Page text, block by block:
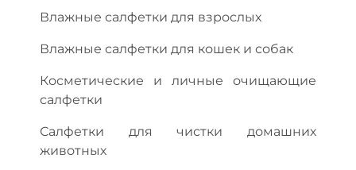
Влажные салфетки для взрослых
Влажные салфетки для кошек и собак
Косметические и личные очищающие
салфетки
Салфетки для чистки домашних
животных